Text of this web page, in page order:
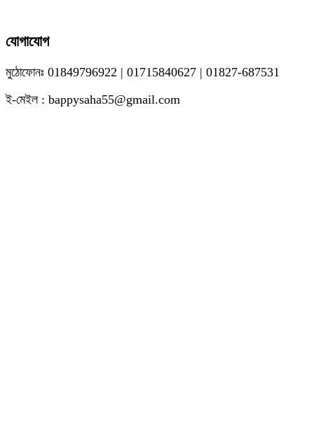
যোগাযোগ
মুঠোফোনঃ 01849796922 | 01715840627 | 01827-687531
ই-মেইল : bappysaha55@gmail.com